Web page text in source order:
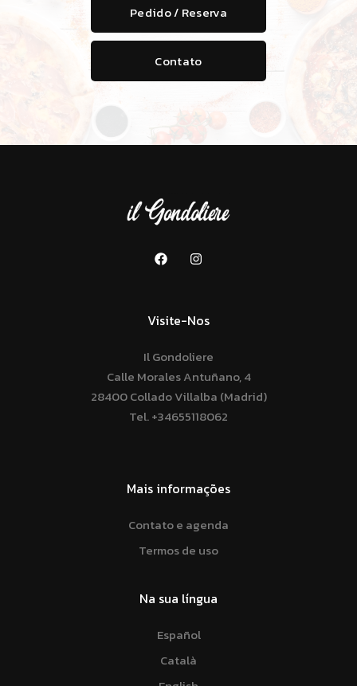
Pedido / Reserva
Contato
Visite-Nos
Il Gondoliere
Calle Morales Antuñano, 4
28400 Collado Villalba (Madrid)
Tel.+34655118062
Mais informações
Contato e agenda
Termos de uso
Na sua língua
Español
Català